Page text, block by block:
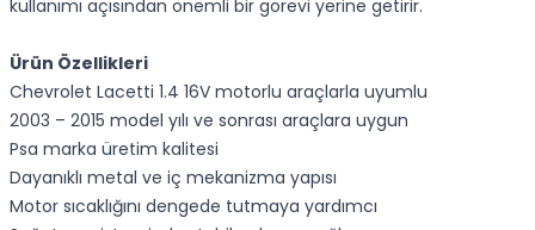
kullanımı açısından önemli bir görevi yerine getirir.
Ürün Özellikleri
Chevrolet Lacetti 1.4 16V motorlu araçlarla uyumlu
2003 – 2015 model yılı ve sonrası araçlara uygun
Psa marka üretim kalitesi
Dayanıklı metal ve iç mekanizma yapısı
Motor sıcaklığını dengede tutmaya yardımcı